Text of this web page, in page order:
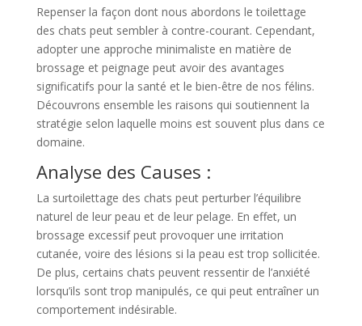
Repenser la façon dont nous abordons le toilettage
des chats peut sembler à contre-courant. Cependant,
adopter une approche minimaliste en matière de
brossage et peignage peut avoir des avantages
significatifs pour la santé et le bien-être de nos félins.
Découvrons ensemble les raisons qui soutiennent la
stratégie selon laquelle moins est souvent plus dans ce
domaine.
Analyse des Causes :
La surtoilettage des chats peut perturber l’équilibre
naturel de leur peau et de leur pelage. En effet, un
brossage excessif peut provoquer une irritation
cutanée, voire des lésions si la peau est trop sollicitée.
De plus, certains chats peuvent ressentir de l’anxiété
lorsqu’ils sont trop manipulés, ce qui peut entraîner un
comportement indésirable.